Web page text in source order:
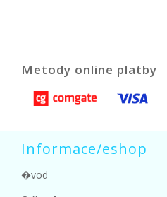
Metody online platby
Informace/eshop
�vod